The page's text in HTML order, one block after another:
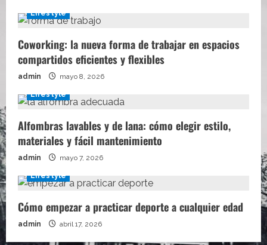
Lifestyle
Coworking: la nueva forma de trabajar en espacios
compartidos eficientes y flexibles
admin mayo 8, 2026
Lifestyle
Alfombras lavables y de lana: cómo elegir estilo,
materiales y fácil mantenimiento
admin mayo 7, 2026
Lifestyle
Cómo empezar a practicar deporte a cualquier edad
admin abril 17, 2026